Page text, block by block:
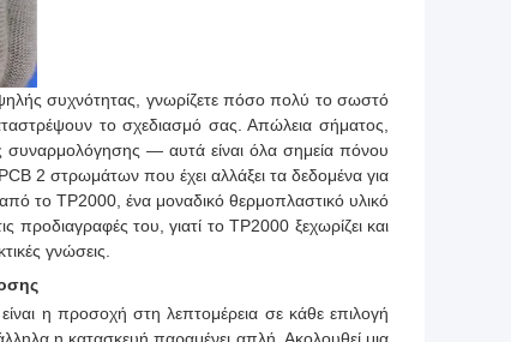
συχνότητας, γνωρίζετε πόσο πολύ το σωστό
το σχεδιασμό σας. Απώλεια σήματος,
συναρμολόγησης — αυτά είναι όλα σημεία πόνου
2 στρωμάτων που έχει αλλάξει τα δεδομένα για
το TP2000, ένα μοναδικό θερμοπλαστικό υλικό
του, γιατί το TP2000 ξεχωρίζει και
γνώσεις.
η προσοχή στη λεπτομέρεια σε κάθε επιλογή